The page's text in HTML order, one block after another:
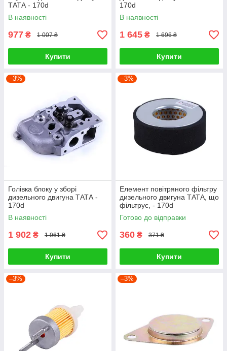
ТАТА - 170d
В наявності
977 ₴ 1 007 ₴
Купити
170d
В наявності
1 645 ₴ 1 696 ₴
Купити
–3%
Голівка блоку у зборі
дизельного двигуна ТАТА -
170d
В наявності
1 902 ₴ 1 961 ₴
Купити
–3%
Елемент повітряного фільтру
дизельного двигуна ТАТА, що
фільтрує, - 170d
Готово до відправки
360 ₴ 371 ₴
Купити
–3% –3%